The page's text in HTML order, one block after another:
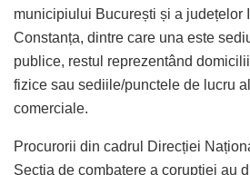
municipiului București și a județelor
Constanța, dintre care una este
publice, restul reprezentând
fizice sau sediile/punctele de lucru
comerciale.
Procurorii din cadrul Direcției
Secția de combatere a corupției au